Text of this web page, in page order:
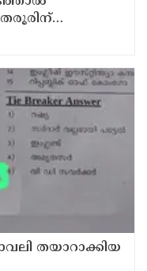
തയാറാക്കിയ